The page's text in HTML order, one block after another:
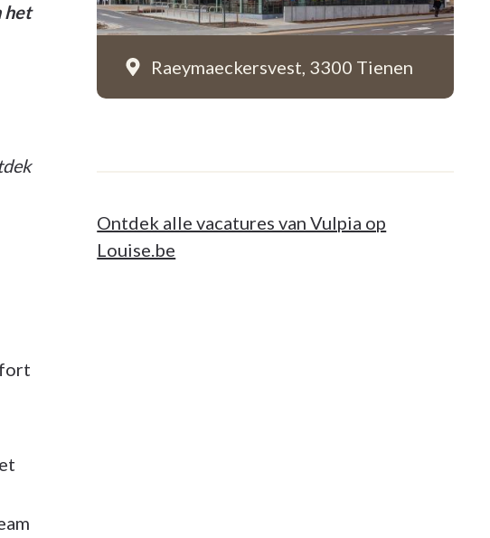
Raeymaeckersvest, 3300 Tienen
het
Ontdek alle vacatures van Vulpia op
Louise.be